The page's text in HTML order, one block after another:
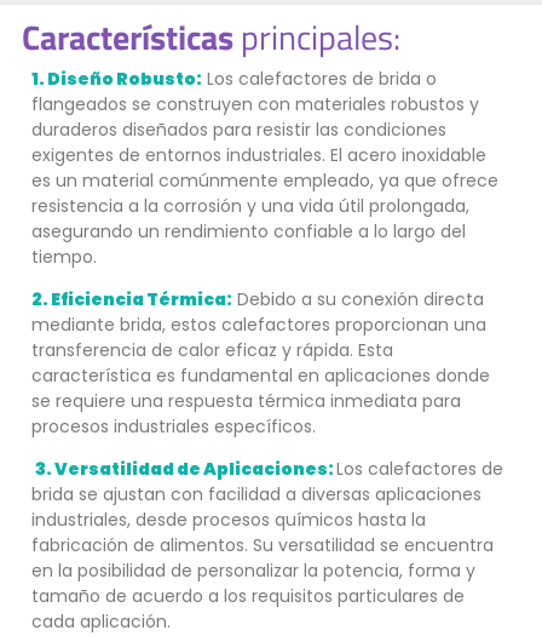
Característicasprincipales:
1. Diseño Robusto: Los calefactores de brida o
flangeados se construyen con materiales robustos y
duraderos diseñados para resistir las condiciones
exigentes de entornos industriales. El acero inoxidable
es un material comúnmente empleado, ya que ofrece
resistencia a la corrosión y una vida útil prolongada,
asegurando un rendimiento confiable a lo largo del
tiempo.
2. Eficiencia Térmica: Debido a su conexión directa
mediante brida, estos calefactores proporcionan una
transferencia de calor eficaz y rápida. Esta
característica es fundamental en aplicaciones donde
se requiere una respuesta térmica inmediata para
procesos industriales específicos.
3. Versatilidad de Aplicaciones:Los calefactores de
brida se ajustan con facilidad a diversas aplicaciones
industriales, desde procesos químicos hasta la
fabricación de alimentos. Su versatilidad se encuentra
en la posibilidad de personalizar la potencia, forma y
tamaño de acuerdo a los requisitos particulares de
cada aplicación.